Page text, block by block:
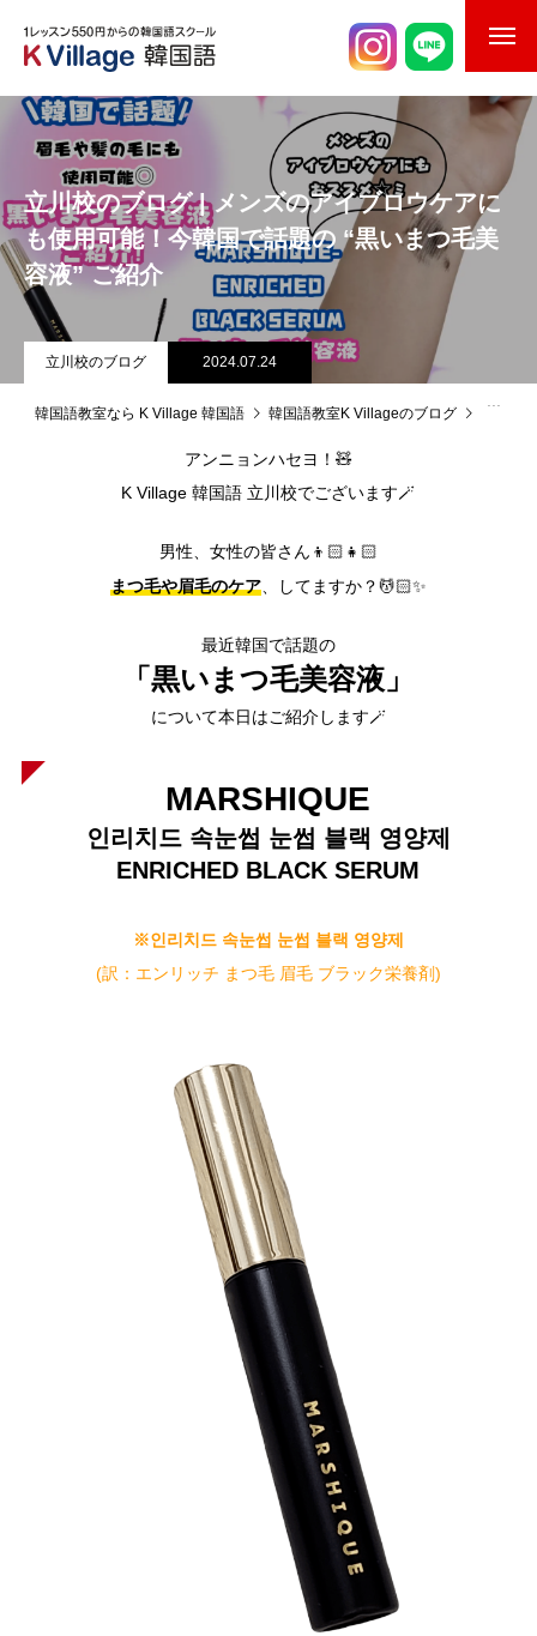
校舎案内
ご入校までの流れ
韓国語講師紹介
スケジュール
K Village韓国留学
立川校のブログ | メンズのアイブロウケアに
も使用可能！今韓国で話題の “黒いまつ毛美
容液” ご紹介
立川校のブログ 2024.07.24
韓国語教室なら K Village 韓国語 韓国語教室K Villageのブログ
アンニョンハセヨ！🧸
K Village 韓国語 立川校でございます🪄
男性、女性の皆さん👦🏻👧🏻
まつ毛や眉毛のケア、してますか？💆🏻✨
最近韓国で話題の
「黒いまつ毛美容液」
について本日はご紹介します🪄
MARSHIQUE
인리치드 속눈썹 눈썹 블랙 영양제
ENRICHED BLACK SERUM
※인리치드 속눈썹 눈썹 블랙 영양제
(訳：エンリッチ まつ毛 眉毛 ブラック栄養剤)